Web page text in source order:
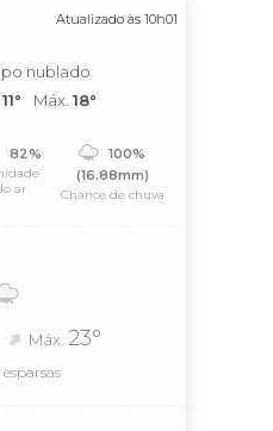
Atualizado às 10h01
nublado
11° Máx. 18°
82%
ar
100%
(16.88mm)
Chance de chuva
Máx. 23°